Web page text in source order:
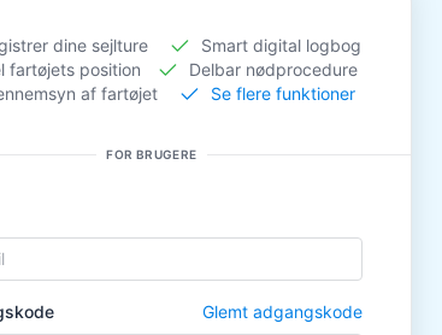
dine sejlture
Smart digital logbog
fartøjets position
Delbar nødprocedure
af fartøjet
Se flere funktioner
FOR BRUGERE
Glemt adgangskode